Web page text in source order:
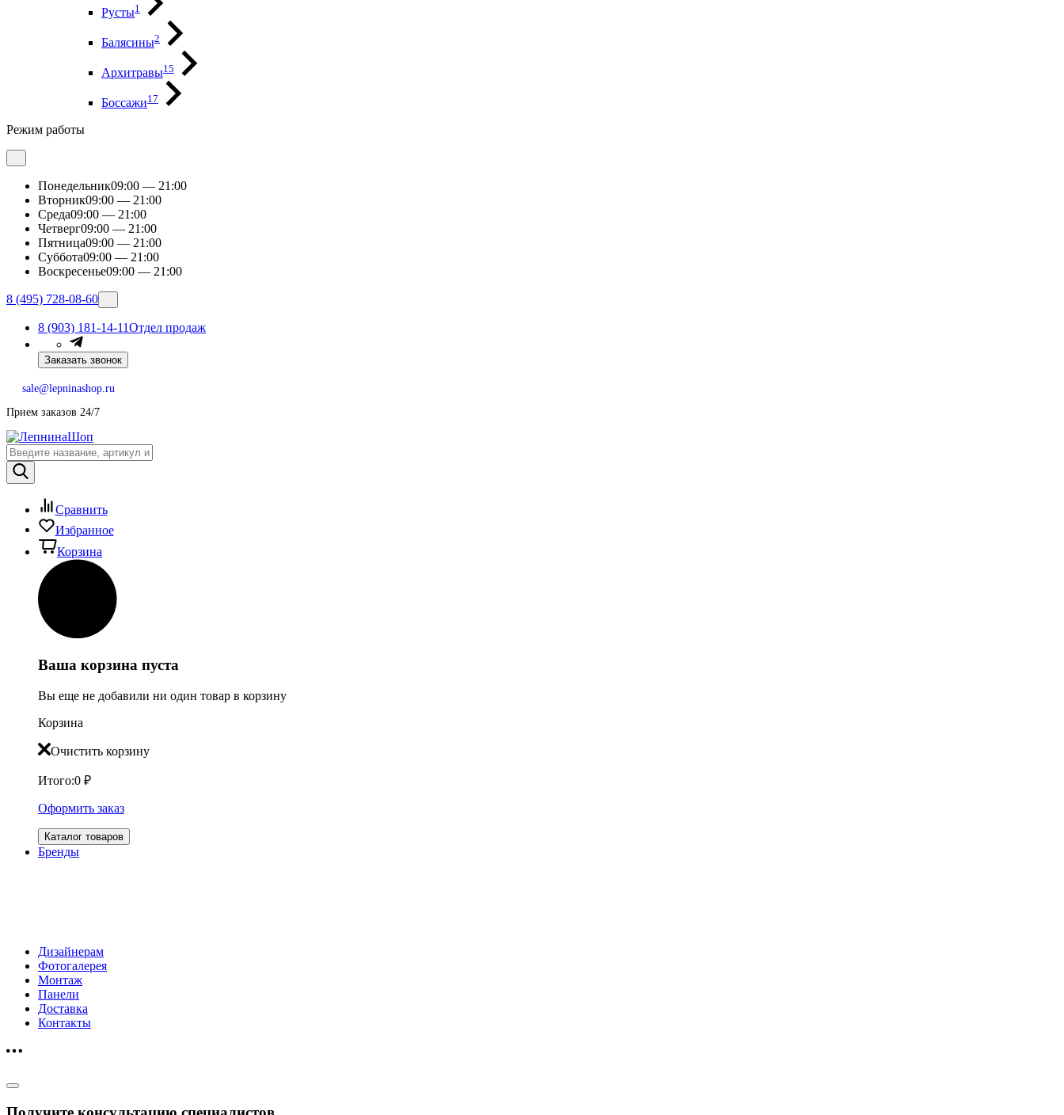
Русты1
Балясины2
Архитравы15
Боссажи17
Режим работы
Понедельник09:00 — 21:00
Вторник09:00 — 21:00
Среда09:00 — 21:00
Четверг09:00 — 21:00
Пятница09:00 — 21:00
Суббота09:00 — 21:00
Воскресенье09:00 — 21:00
8 (495) 728-08-60
8 (903) 181-14-11Отдел продаж
Заказать звонок
sale@lepninashop.ru
Прием заказов 24/7
Сравнить
Избранное
Корзина
Ваша корзина пуста
Вы еще не добавили ни один товар в корзину
Корзина
Очистить корзину
Итого:0 ₽
Оформить заказ
Каталог товаров
Бренды
Дизайнерам
Фотогалерея
Монтаж
Панели
Доставка
Контакты